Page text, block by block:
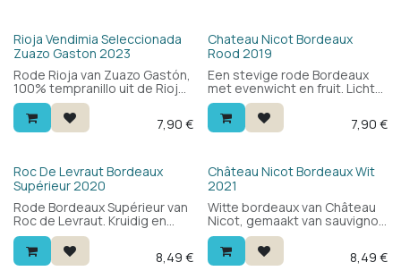
Rioja Vendimia Seleccionada
Zuazo Gaston 2023
Rode Rioja van Zuazo Gastón,
100% tempranillo uit de Rioja
Alavesa. Fruitig, vlot drinkbaar
en modern — zonder
poespas. Perfect bij comfort
7,90 €
Chateau Nicot Bordeaux
Rood 2019
Een stevige rode Bordeaux
met evenwicht en fruit. Lichte
houttoets, top voor de prijs.
7,90 €
HVE
Roc De Levraut Bordeaux
Supérieur 2020
Rode Bordeaux Supérieur van
Roc de Levraut. Kruidig en
evenwichtig met rood fruit en
zachte tannines. Een
klassieke bordeaux voor8,49 €
Château Nicot Bordeaux Wit
2021
Witte bordeaux van Château
Nicot, gemaakt van sauvignon
blanc. Licht, fris en fijn met
mooie finesse. Een
aantrekkelijke witte bordeaux
8,49 €